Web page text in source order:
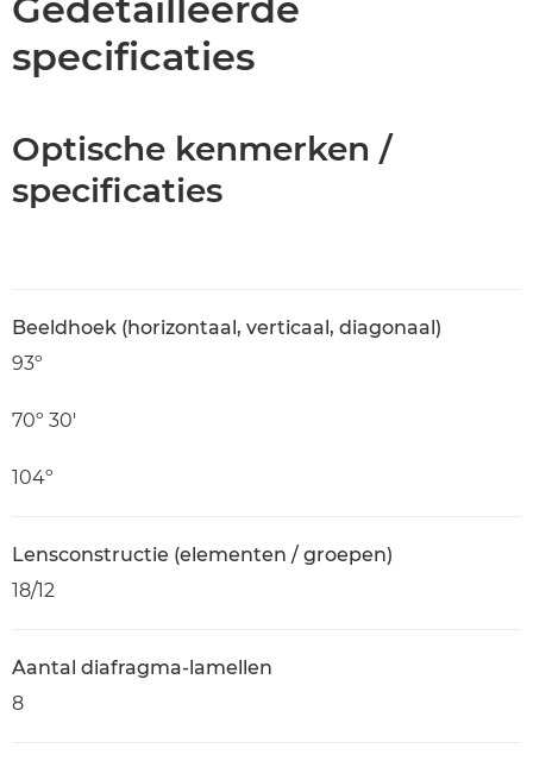
specificaties
Optische kenmerken /
specificaties
Beeldhoek (horizontaal, verticaal, diagonaal)
93º
70º 30'
104º
Lensconstructie (elementen / groepen)
18/12
Aantal diafragma-lamellen
8